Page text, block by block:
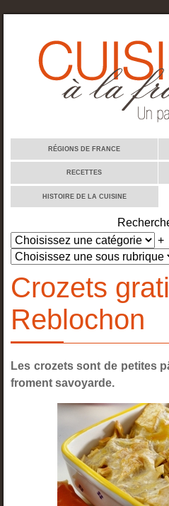
RÉGIONS DE FRANCE
RECETTES
HISTOIRE DE LA CUISINE
+
Crozets
Reblochon
Les crozets sont de petites
froment savoyarde.